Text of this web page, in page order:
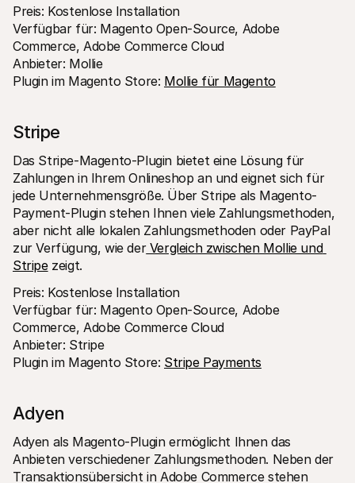
Preis: Kostenlose Installation
Verfügbar für: Magento Open-Source, Adobe
Commerce, Adobe Commerce Cloud
Anbieter: Mollie
Plugin im Magento Store: Mollie für Magento
Stripe
Das Stripe-Magento-Plugin bietet eine Lösung für
Zahlungen in Ihrem Onlineshop an und eignet sich für
jede Unternehmensgröße. Über Stripe als Magento-
Payment-Plugin stehen Ihnen viele Zahlungsmethoden,
aber nicht alle lokalen Zahlungsmethoden oder PayPal
zur Verfügung, wie der Vergleich zwischen Mollie und
Stripe zeigt.
Preis: Kostenlose Installation
Verfügbar für: Magento Open-Source, Adobe
Commerce, Adobe Commerce Cloud
Anbieter: Stripe
Plugin im Magento Store: Stripe Payments
Adyen
Adyen als Magento-Plugin ermöglicht Ihnen das
Anbieten verschiedener Zahlungsmethoden. Neben der
Transaktionsübersicht in Adobe Commerce stehen